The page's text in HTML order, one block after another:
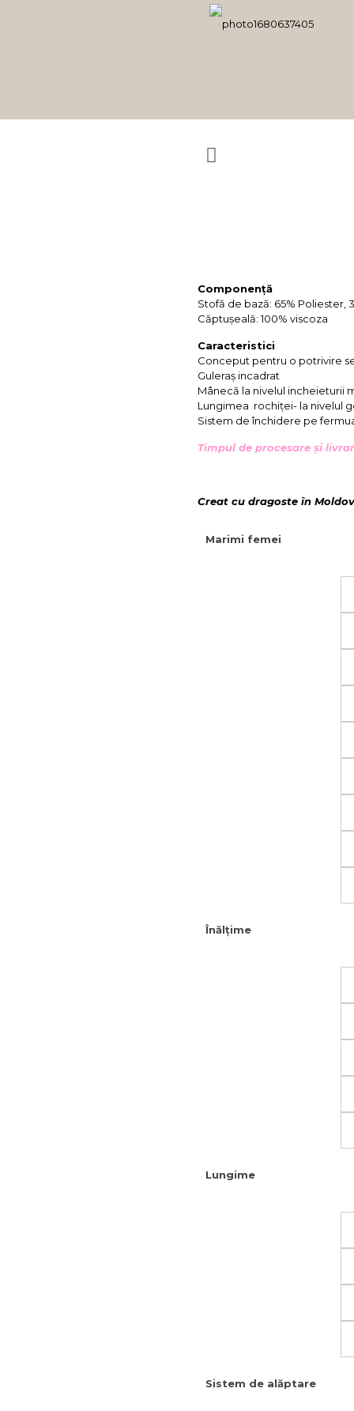
Componență
Stofă de bază: 65% Poliester,
Căptușeală: 100% viscoza
Caracteristici
Conceput pentru o potrivire
Guleraș incadrat
Mânecă la nivelul incheieturii
Lungimea rochiței- la nivelul
Sistem de închidere pe
Timpul de procesare și
Creat cu dragoste în
Marimi femei
Înălțime
Lungime
Sistem de alăptare